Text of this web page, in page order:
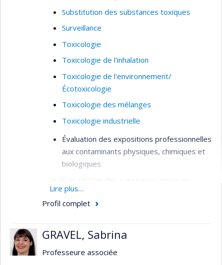
Substitution des substances toxiques
Surveillance
Toxicologie
Toxicologie de l'inhalation
Toxicologie de l'environnement/
Écotoxicologie
Toxicologie des mélanges
Toxicologie industrielle
Évaluation des expositions professionnelles
aux contaminants physiques, chimiques et
biologiques
Substitution des substances toxiques
Exposition aux nanoparticules et particules
ultrafines
concentrations de contaminants en milieu
de travail
Lire plus…
Profil complet
GRAVEL, Sabrina
Professeure associée